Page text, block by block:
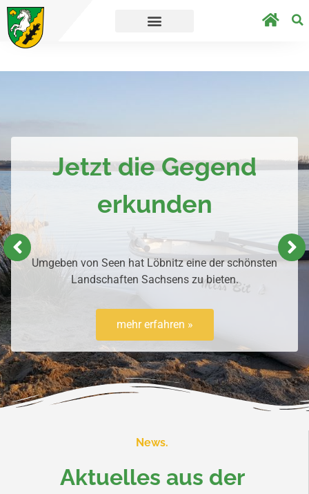
Straßensperrungen aufgrund von
Jetzt die Gegend
erkunden
Umgeben von Seen hat Löbnitz eine der schönsten
Landschaften Sachsens zu bieten.
mehr erfahren »
News.
Aktuelles aus der